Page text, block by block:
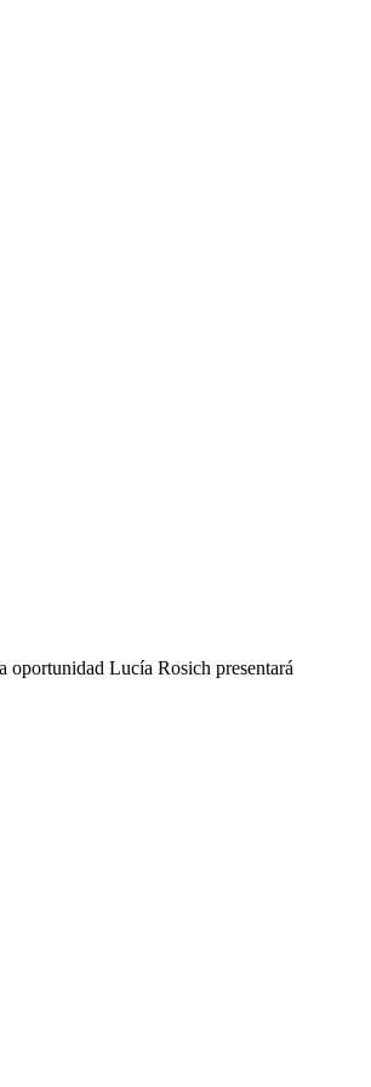
oportunidad Lucía Rosich presentará